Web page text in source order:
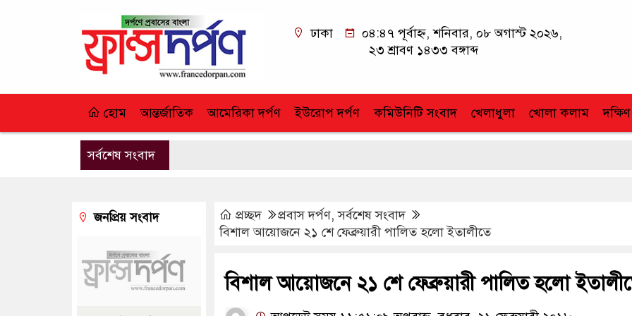
ঢাকা
০৪:৪৭ পূর্বাহ্ন, শনিবার, ০৮ অগাস্ট ২০২৬,
২৩ শ্রাবণ ১৪৩৩ বঙ্গাব্দ
হোম আন্তর্জাতিক আমেরিকা দর্পণ ইউরোপ দর্পণ কমিউনিটি সংবাদ খেলাধুলা খোলা কলাম
সর্বশেষ সংবাদ
প্রচ্ছদ প্রবাস দর্পণ,সর্বশেষ সংবাদ
বিশাল আয়োজনে ২১ শে ফেব্রুয়ারী পালিত হলো ইতালীতে
বিশাল আয়োজনে ২১ শে ফেব্রুয়ারী পালিত হলো
জনপ্রিয় সংবাদ